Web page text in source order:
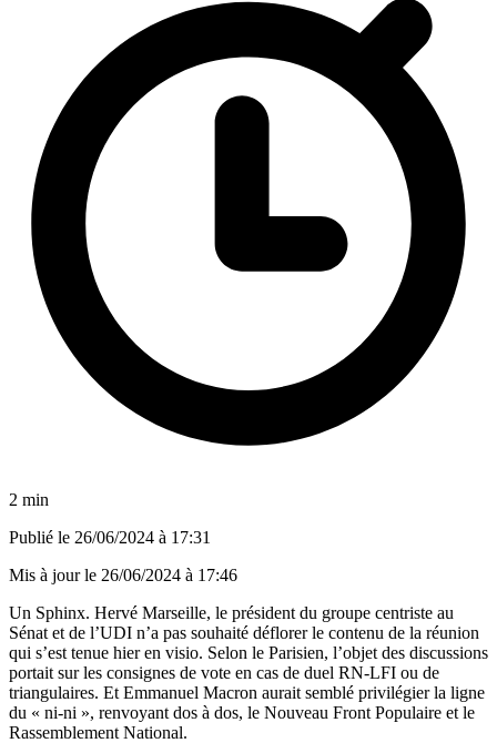
2 min
Publié le 26/06/2024 à 17:31
Mis à jour le 26/06/2024 à 17:46
Un Sphinx. Hervé Marseille, le président du groupe centriste au
Sénat et de l’UDI n’a pas souhaité déflorer le contenu de la réunion
qui s’est tenue hier en visio. Selon le Parisien, l’objet des discussions
portait sur les consignes de vote en cas de duel RN-LFI ou de
triangulaires. Et Emmanuel Macron aurait semblé privilégier la ligne
du « ni-ni », renvoyant dos à dos, le Nouveau Front Populaire et le
Rassemblement National.